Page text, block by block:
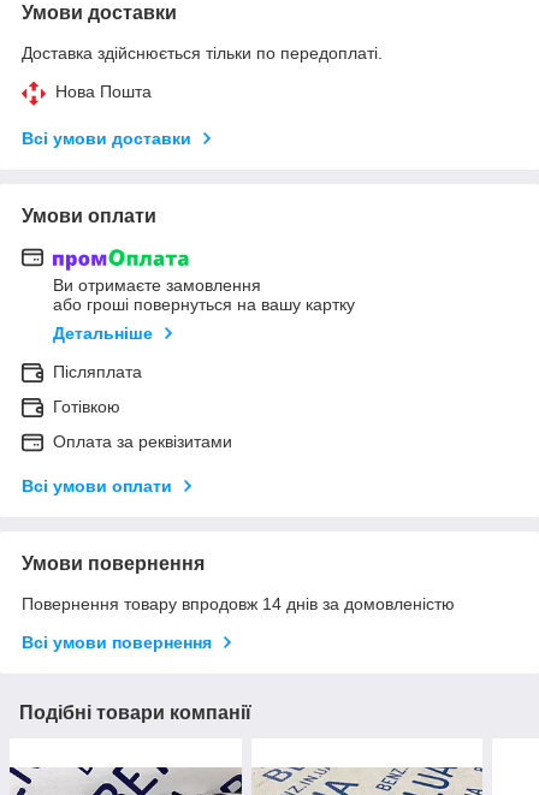
Умови доставки
Доставка здійснюється тільки по передоплаті.
Нова Пошта
Всі умови доставки
Умови оплати
Ви отримаєте замовлення
або гроші повернуться на вашу картку
Детальніше
Післяплата
Готівкою
Оплата за реквізитами
Всі умови оплати
Умови повернення
Повернення товару впродовж 14 днів за домовленістю
Всі умови повернення
Подібні товари компанії